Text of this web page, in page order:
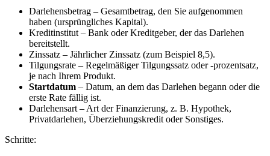
Darlehensbetrag – Gesamtbetrag, den Sie aufgenommen
haben (ursprüngliches Kapital).
Kreditinstitut – Bank oder Kreditgeber, der das Darlehen
bereitstellt.
Zinssatz – Jährlicher Zinssatz (zum Beispiel 8,5).
Tilgungsrate – Regelmäßiger Tilgungssatz oder -prozentsatz,
je nach Ihrem Produkt.
Startdatum – Datum, an dem das Darlehen begann oder die
erste Rate fällig ist.
Darlehensart – Art der Finanzierung, z. B. Hypothek,
Privatdarlehen, Überziehungskredit oder Sonstiges.
Schritte: